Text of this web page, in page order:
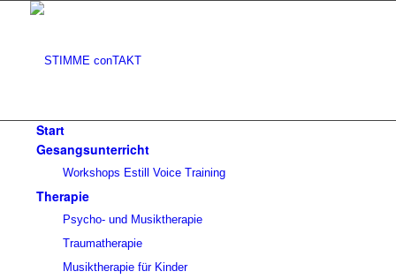
Start
Gesangsunterricht
Workshops Estill Voice Training
Therapie
Psycho- und Musiktherapie
Traumatherapie
Musiktherapie für Kinder